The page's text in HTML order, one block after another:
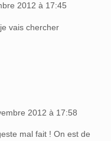
2012 à 17:45
vais chercher
2012 à 17:58
mal fait ! On est de